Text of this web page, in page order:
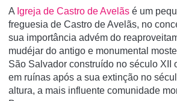
A Igreja de Castro de Avelãs é um
freguesia de Castro de Avelãs, no
sua importância advém do
mudéjar do antigo e monumental
São Salvador construí­do no século XII
em ruí­nas após a sua extinção no
altura, a mais influente comunidade